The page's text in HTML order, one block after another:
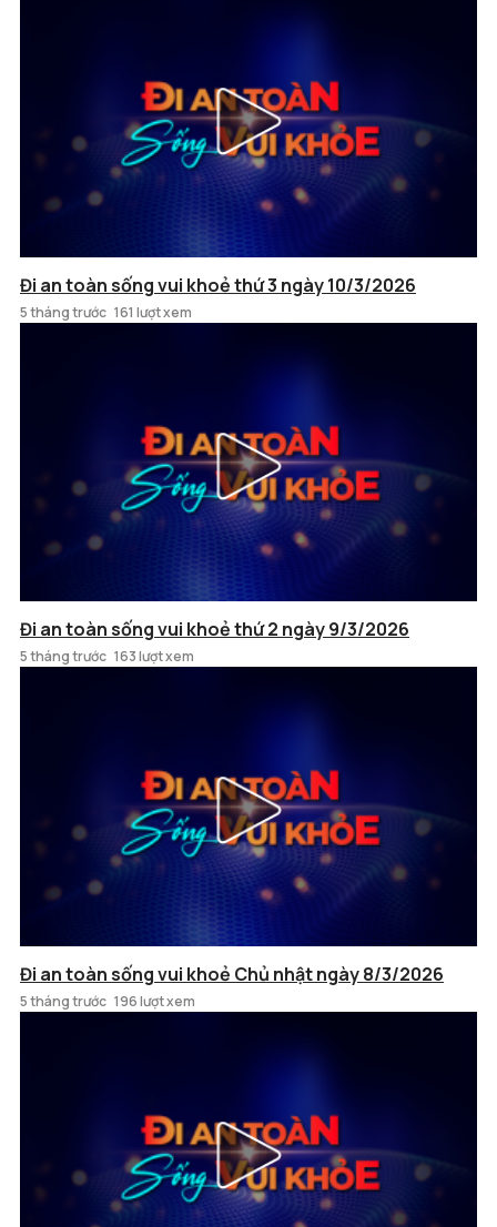
Đi an toàn sống vui khoẻ thứ 3 ngày 10/3/2026
5 tháng trước 161 lượt xem
Đi an toàn sống vui khoẻ thứ 2 ngày 9/3/2026
5 tháng trước 163 lượt xem
Đi an toàn sống vui khoẻ Chủ nhật ngày 8/3/2026
5 tháng trước 196 lượt xem